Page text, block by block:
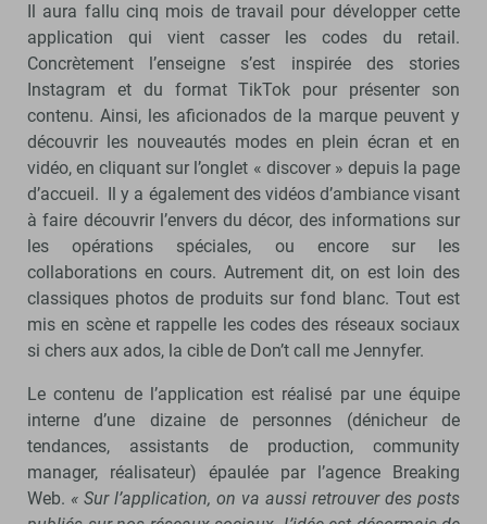
Il aura fallu cinq mois de travail pour développer cette
application qui vient casser les codes du retail.
Concrètement l’enseigne s’est inspirée des stories
Instagram et du format TikTok pour présenter son
contenu. Ainsi, les aficionados de la marque peuvent y
découvrir les nouveautés modes en plein écran et en
vidéo, en cliquant sur l’onglet « discover » depuis la page
d’accueil. Il y a également des vidéos d’ambiance visant
à faire découvrir l’envers du décor, des informations sur
les opérations spéciales, ou encore sur les
collaborations en cours. Autrement dit, on est loin des
classiques photos de produits sur fond blanc. Tout est
mis en scène et rappelle les codes des réseaux sociaux
si chers aux ados, la cible de Don’t call me Jennyfer.
Le contenu de l’application est réalisé par une équipe
interne d’une dizaine de personnes (dénicheur de
tendances, assistants de production, community
manager, réalisateur) épaulée par l’agence Breaking
Web. « Sur l’application, on va aussi retrouver des posts